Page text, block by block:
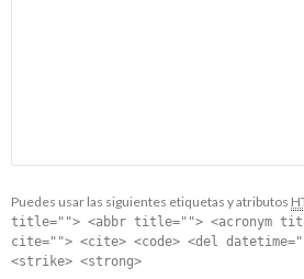
Puedes usar las siguientes etiquetas y atributos
title=""> <abbr title=""> <acronym
cite=""> <cite> <code> <del
<strike> <strong>